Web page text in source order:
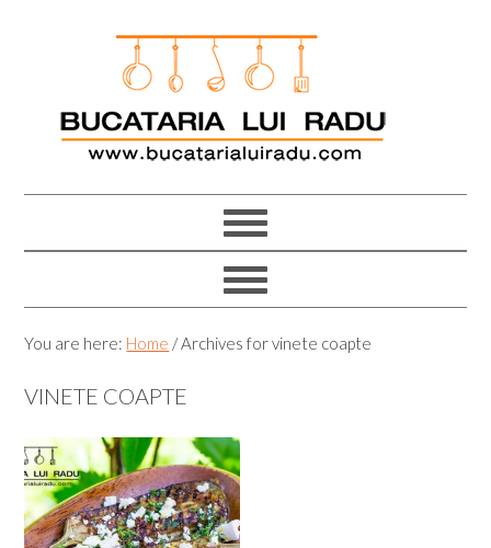
You are here: Home /Archives for vinete coapte
VINETE COAPTE